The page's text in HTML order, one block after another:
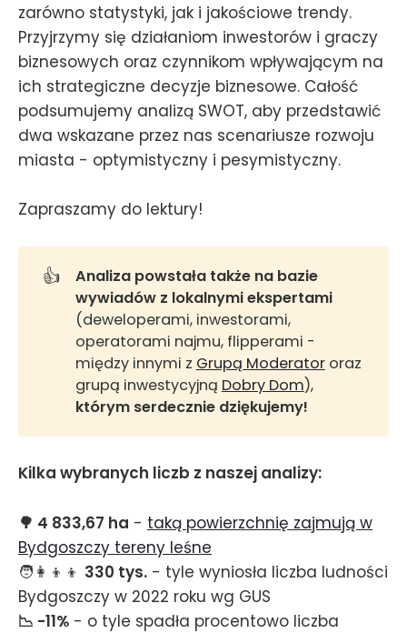
zarówno statystyki, jak i jakościowe trendy.
Przyjrzymy się działaniom inwestorów i graczy
biznesowych oraz czynnikom wpływającym na
ich strategiczne decyzje biznesowe. Całość
podsumujemy analizą SWOT, aby przedstawić
dwa wskazane przez nas scenariusze rozwoju
miasta - optymistyczny i pesymistyczny.
Zapraszamy do lektury!
👍
Analiza powstała także na bazie
wywiadów z lokalnymi ekspertami
(deweloperami, inwestorami,
operatorami najmu, flipperami -
między innymi z Grupą Moderatororaz
grupą inwestycyjną Dobry Dom),
którym serdecznie dziękujemy!
Kilka wybranych liczb z naszej analizy:
🌳 4 833,67 ha - taką powierzchnię zajmują w
Bydgoszczy tereny leśne
🧑‍👩‍👦‍👦 330 tys. - tyle wyniosła liczba ludności
Bydgoszczy w 2022 roku wg GUS
📉 -11% - o tyle spadła procentowo liczba